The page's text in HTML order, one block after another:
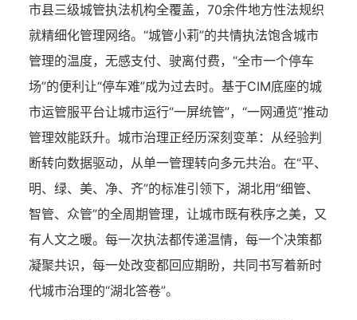
市县三级城管执法机构全覆盖，70余件地方性法规织
就精细化管理网络。“城管小莉”的共情执法饱含城市
管理的温度，无感支付、驶离付费，“全市一个停车
场”的便利让“停车难”成为过去时。基于CIM底座的城
市运管服平台让城市运行“一屏统管”，“一网通览”推动
管理效能跃升。城市治理正经历深刻变革：从经验判
断转向数据驱动，从单一管理转向多元共治。在“平、
明、绿、美、净、齐”的标准引领下，湖北用“细管、
智管、众管”的全周期管理，让城市既有秩序之美，又
有人文之暖。每一次执法都传递温情，每一个决策都
凝聚共识，每一处改变都回应期盼，共同书写着新时
代城市治理的“湖北答卷”。